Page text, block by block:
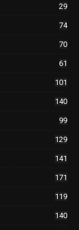
29
74
70
61
101
140
99
129
141
171
119
140